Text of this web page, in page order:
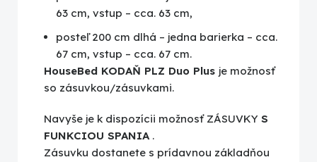
63 cm, vstup – cca. 63 cm,
posteľ 200 cm dlhá – jedna barierka – cca.
67 cm, vstup – cca. 67 cm.
HouseBed KODAŇ PLZ Duo Plus je možnosť
so zásuvkou/zásuvkami.
Navyše je k dispozícii možnosť ZÁSUVKY S
FUNKCIOU SPANIA.
Zásuvku dostanete s prídavnou základňou